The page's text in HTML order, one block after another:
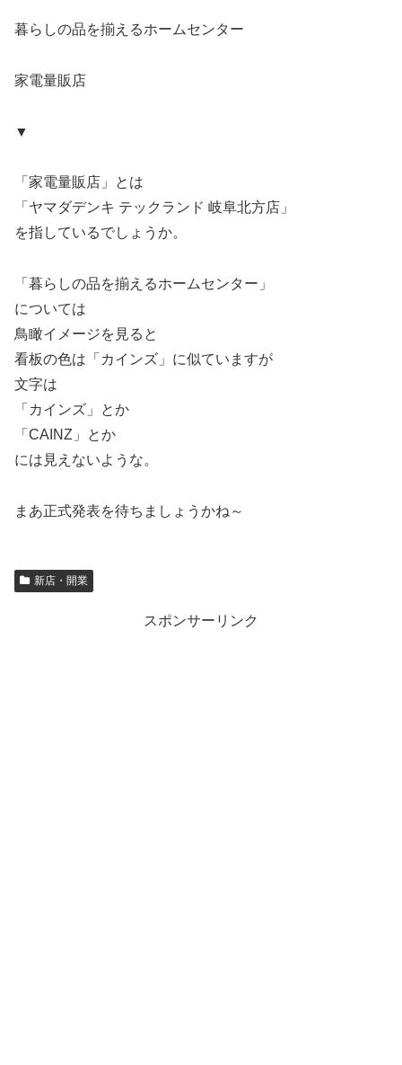
暮らしの品を揃えるホームセンター
家電量販店
▼
「家電量販店」とは
「ヤマダデンキ テックランド 岐阜北方店」
を指しているでしょうか。
「暮らしの品を揃えるホームセンター」
については
鳥瞰イメージを見ると
看板の色は「カインズ」に似ていますが
文字は
「カインズ」とか
「CAINZ」とか
には見えないような。
まあ正式発表を待ちましょうかね～
新店・開業
スポンサーリンク